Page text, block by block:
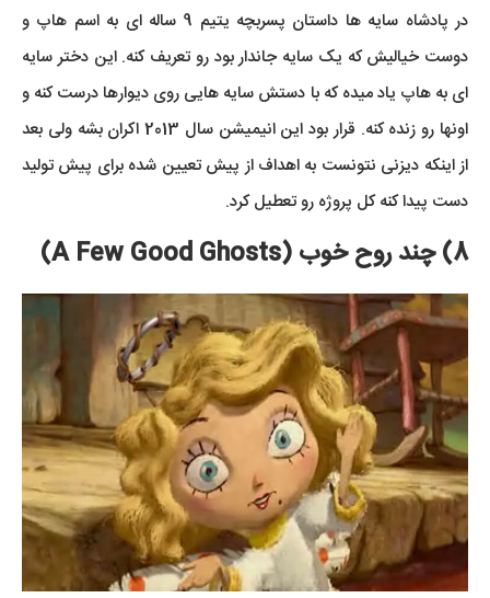
در پادشاه سایه ها داستان پسربچه یتیم 9 ساله ای به اسم هاپ و
دوست خیالیش که یک سایه جاندار بود رو تعریف کنه. این دختر سایه
ای به هاپ یاد میده که با دستش سایه هایی روی دیوارها درست کنه و
اونها رو زنده کنه. قرار بود این انیمیشن سال 2013 اکران بشه ولی بعد
از اینکه دیزنی نتونست به اهداف از پیش تعیین شده برای پیش تولید
دست پیدا کنه کل پروژه رو تعطیل کرد.
8) چند روح خوب (A Few Good Ghosts)